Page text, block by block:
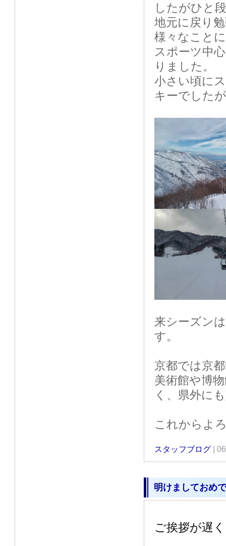
したがひと
地元に戻り
様々なこと
スポーツ中
りました。
小さい頃に
キーでした
来シーズン
す。
京都では京
美術館や博
く、県外に
これからよ
スタッフブログ |
明けましておめ
ご挨拶が遅